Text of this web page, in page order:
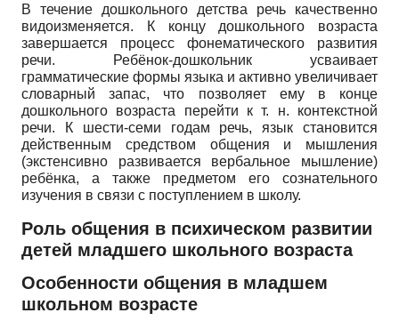
В течение дошкольного детства речь качественно
видоизменяется. К концу дошкольного возраста
завершается процесс фонематического развития
речи. Ребёнок-дошкольник усваивает
грамматические формы языка и активно увеличивает
словарный запас, что позволяет ему в конце
дошкольного возраста перейти к т. н. контекстной
речи. К шести-семи годам речь, язык становится
действенным средством общения и мышления
(экстенсивно развивается вербальное мышление)
ребёнка, а также предметом его сознательного
изучения в связи с поступлением в школу.
Роль общения в психическом развитии
детей младшего школьного возраста
Особенности общения в младшем
школьном возрасте